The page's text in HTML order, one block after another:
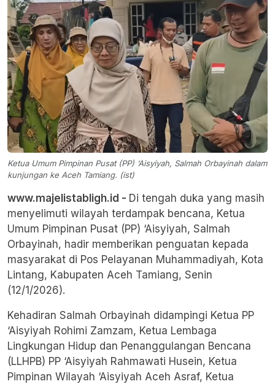
Ketua Umum Pimpinan Pusat (PP) ‘Aisyiyah, Salmah Orbayinah dalam
kunjungan ke Aceh Tamiang. (ist)
www.majelistabligh.id - Di tengah duka yang masih
menyelimuti wilayah terdampak bencana, Ketua
Umum Pimpinan Pusat (PP) ‘Aisyiyah, Salmah
Orbayinah, hadir memberikan penguatan kepada
masyarakat di Pos Pelayanan Muhammadiyah, Kota
Lintang, Kabupaten Aceh Tamiang, Senin
(12/1/2026).
Kehadiran Salmah Orbayinah didampingi Ketua PP
‘Aisyiyah Rohimi Zamzam, Ketua Lembaga
Lingkungan Hidup dan Penanggulangan Bencana
(LLHPB) PP ‘Aisyiyah Rahmawati Husein, Ketua
Pimpinan Wilayah ‘Aisyiyah Aceh Asraf, Ketua